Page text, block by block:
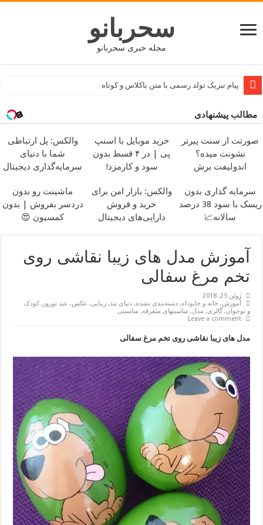
سحربانو
مجله خبری سحربانو
طرز تهیه پیتزا مخلوط خانگی و خوشمزه
مطالب پیشنهادی
صورتت از سنت پیرتر
نشونت میده؟
اندولیفت برش
خرید موبایل با اسنپ
پی | در ۴ قسط بدون
سود و کارمزد!
والکس: پل ارتباطی
شما با دنیای
سرمایه‌گذاری دیجیتال
سرمایه گذاری بدون
ریسک با سود 38 درصد
سالانه📈
والکس: بازار امن برای
خرید و فروش
دارایی‌های دیجیتال
ماشینت رو بدون
دردسر بفروش | بدون
کمسیون 😍
آموزش مدل های زیبا نقاشی روی
تخم مرغ سفالی
ژوئن 25, 2018
آموزش, خانه و خانوداه, دسته‌بندی نشده, دنیای مد,زیبایی, عکس, عید نوروز ,کودک
و نوجوان,گالری, مدل, مناسبتهای متفرقه, مناسبتی
Leave a comment
مدل های زیبا نقاشی روی تخم مرغ سفالی